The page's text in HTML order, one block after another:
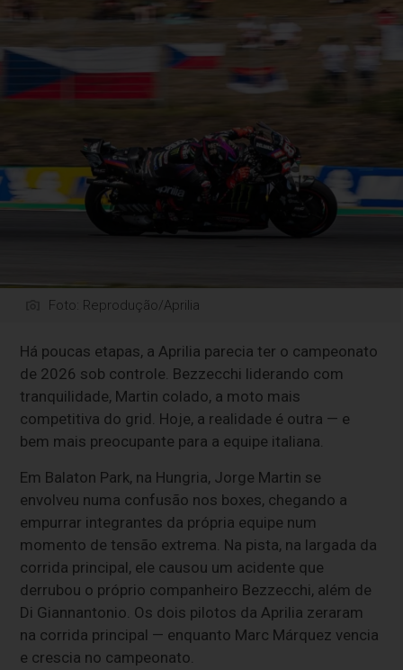
Foto: Reprodução/Aprilia
Há poucas etapas, a Aprilia parecia ter o campeonato
de 2026 sob controle. Bezzecchi liderando com
tranquilidade, Martin colado, a moto mais
competitiva do grid. Hoje, a realidade é outra — e
bem mais preocupante para a equipe italiana.
Em Balaton Park, na Hungria, Jorge Martin se
envolveu numa confusão nos boxes, chegando a
empurrar integrantes da própria equipe num
momento de tensão extrema. Na pista, na largada da
corrida principal, ele causou um acidente que
derrubou o próprio companheiro Bezzecchi, além de
Di Giannantonio. Os dois pilotos da Aprilia zeraram
na corrida principal — enquanto Marc Márquez vencia
e crescia no campeonato.